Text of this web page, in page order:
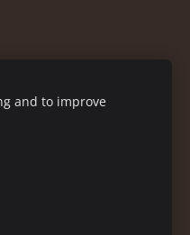
and to improve